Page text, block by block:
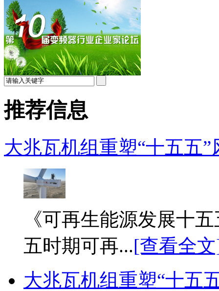
推荐信息
大兆瓦机组重塑“十五五”
《可再生能源发展十
五时期可再...[查看全
大兆瓦机组重塑“十五